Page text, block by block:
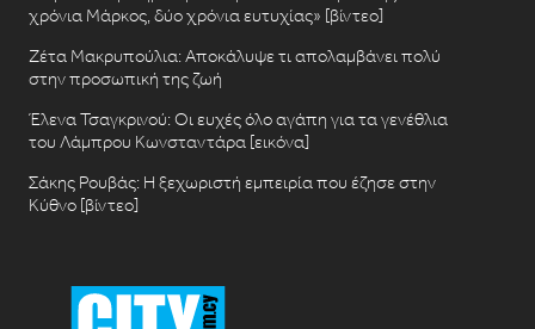
χρόνια Μάρκος, δύο χρόνια ευτυχίας» [βίντεο]
Ζέτα Μακρυπούλια: Αποκάλυψε τι απολαμβάνει πολύ
στην προσωπική της ζωή
Έλενα Τσαγκρινού: Οι ευχές όλο αγάπη για τα γενέθλια
του Λάμπρου Κωνσταντάρα [εικόνα]
Σάκης Ρουβάς: Η ξεχωριστή εμπειρία που έζησε στην
Κύθνο [βίντεο]